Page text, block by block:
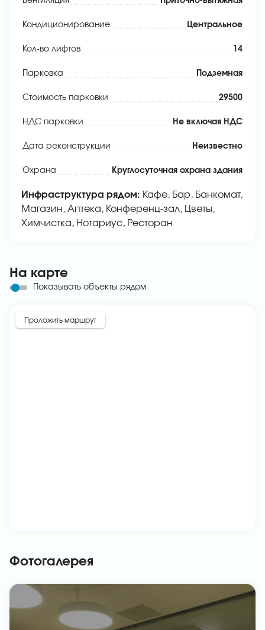
Кондиционирование Центральное
Кол-во лифтов 14
Парковка Подземная
Стоимость парковки 29500
НДС парковки Не включая НДС
Дата реконструкции Неизвестно
Охрана Круглосуточная охрана здания
Инфраструктура рядом: Кафе, Бар, Банкомат,
Магазин, Аптека, Конференц-зал, Цветы,
Химчистка, Нотариус, Ресторан
На карте
Показывать объекты рядом
Проложить маршрут
Фотогалерея